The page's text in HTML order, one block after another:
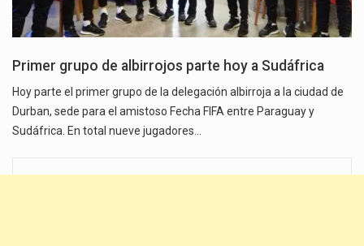
Primer grupo de albirrojos parte hoy a Sudáfrica
Hoy parte el primer grupo de la delegación albirroja a la ciudad de
Durban, sede para el amistoso Fecha FIFA entre Paraguay y
Sudáfrica. En total nueve jugadores…